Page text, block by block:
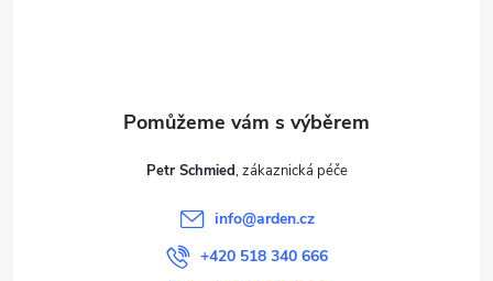
Petr Schmied
info@arden.cz
+420 518 340 666